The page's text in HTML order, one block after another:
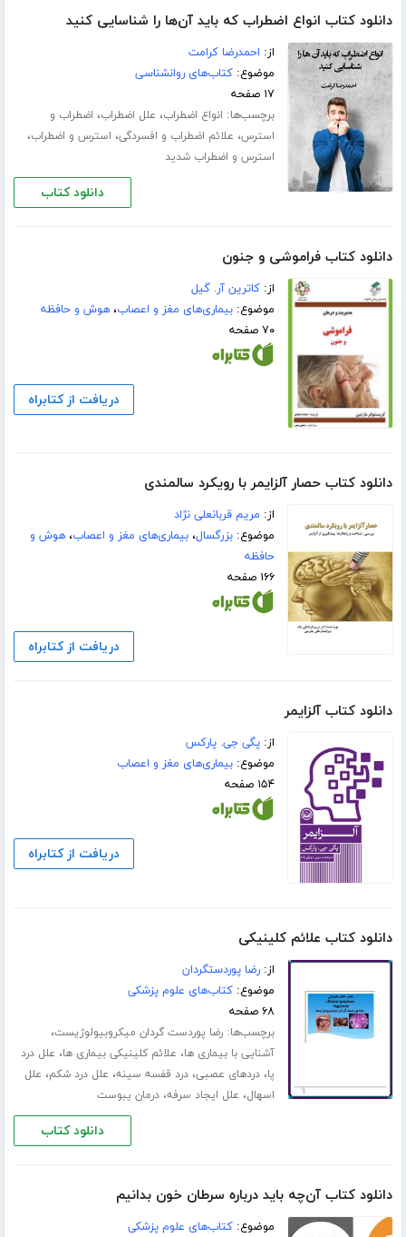
دانلود کتاب انواع اضطراب که باید آ‌ن‌ها را شناسایی کنید
از: احمدرضا کرامت
موضوع:کتاب‌های روانشناسی
۱۷ صفحه
برچسب‌ها: انواع اضطراب، علل اضطراب، اضطراب و
استرس، علائم اضطراب و افسردگی، استرس و اضطراب،
استرس و اضطراب شدید
دانلود کتاب
دانلود کتاب فراموشی و جنون
از:کاترین آر. گیل
موضوع:بیماری‌های مغز و اعصاب،هوش و حافظه
۷۰ صفحه
دریافت از کتابراه
دانلود کتاب حصار آلزایمر با رویکرد سالمندی
از: مریم قربانعلی نژاد
موضوع:بزرگسال،بیماری‌های مغز و اعصاب،هوش و
حافظه
۱۶۶ صفحه
دریافت از کتابراه
دانلود کتاب آلزایمر
از:پگی جی. پارکس
موضوع:بیماری‌های مغز و اعصاب
۱۵۴ صفحه
دریافت از کتابراه
دانلود کتاب علائم کلینیکی
از:رضا پوردستگردان
موضوع:کتاب‌های علوم پزشکی
۶۸ صفحه
برچسب‌ها:رضا پوردست گردان میکروبیولوژیست،
آشنایی با بیماری ها، علائم کلینیکی بیماری ها، علل درد
پا،دردهای عصبی،درد قفسه سینه، علل درد شکم، علل
اسهال، علل ایجاد سرفه،درمان یبوست
دانلود کتاب
دانلود کتاب آن‌چه باید درباره سرطان خون بدانیم
موضوع:کتاب‌های علوم پزشکی